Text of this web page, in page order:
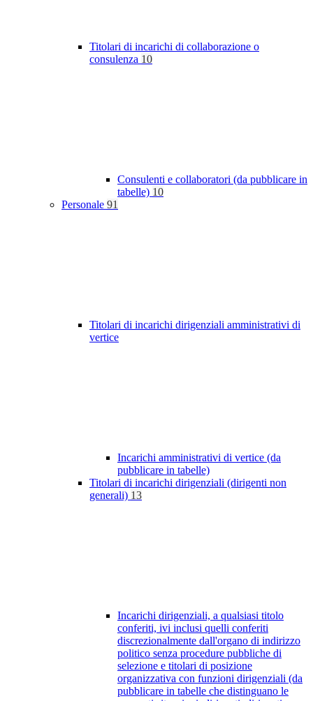
Titolari di incarichi di collaborazione o
consulenza 10
Consulenti e collaboratori (da pubblicare in
tabelle) 10
Personale 91
Titolari di incarichi dirigenziali amministrativi di
vertice
Incarichi amministrativi di vertice (da
pubblicare in tabelle)
Titolari di incarichi dirigenziali (dirigenti non
generali) 13
Incarichi dirigenziali, a qualsiasi titolo
conferiti, ivi inclusi quelli conferiti
discrezionalmente dall'organo di indirizzo
politico senza procedure pubbliche di
selezione e titolari di posizione
organizzativa con funzioni dirigenziali (da
pubblicare in tabelle che distinguano le